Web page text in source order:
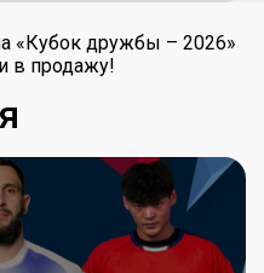
«Кубок дружбы – 2026»
в продажу!